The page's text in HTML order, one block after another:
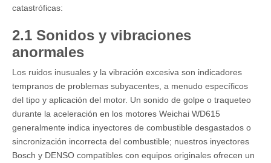
catastróficas:
2.1 Sonidos y vibraciones
anormales
Los ruidos inusuales y la vibración excesiva son indicadores
tempranos de problemas subyacentes, a menudo específicos
del tipo y aplicación del motor. Un sonido de golpe o traqueteo
durante la aceleración en los motores Weichai WD615
generalmente indica inyectores de combustible desgastados o
sincronización incorrecta del combustible; nuestros inyectores
Bosch y DENSO compatibles con equipos originales ofrecen un